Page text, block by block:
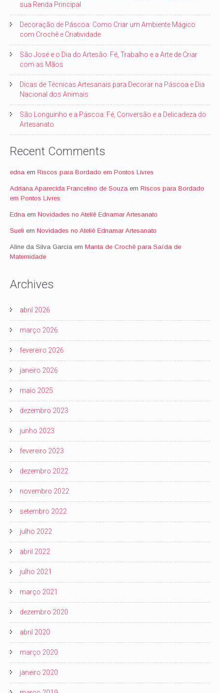
sua Renda Principal
Decoração de Páscoa: Como Criar um Ambiente Mágico
com Crochê e Criatividade
São José e o Dia do Artesão: Fé, Trabalho e a Arte de Criar
com as Mãos
Dicas de Técnicas Artesanais para Decorar na Páscoa e Dia
Nacional dos Animais
São Longuinho e a Páscoa: Fé, Conversão e a Delicadeza do
Artesanato
Recent Comments
edna em Riscos para Bordado em Pontos Livres
Adriana Aparecida Francelino de Souza em Riscos para Bordado
em Pontos Livres
Edna em Novidades no Ateliê Ednamar Artesanato
Sueli em Novidades no Ateliê Ednamar Artesanato
Aline da Silva Garcia em Manta de Crochê para Saída de
Maternidade
Archives
abril 2026
março 2026
fevereiro 2026
janeiro 2026
maio 2025
dezembro 2023
junho 2023
fevereiro 2023
dezembro 2022
novembro 2022
setembro 2022
julho 2022
abril 2022
julho 2021
março 2021
dezembro 2020
abril 2020
março 2020
janeiro 2020